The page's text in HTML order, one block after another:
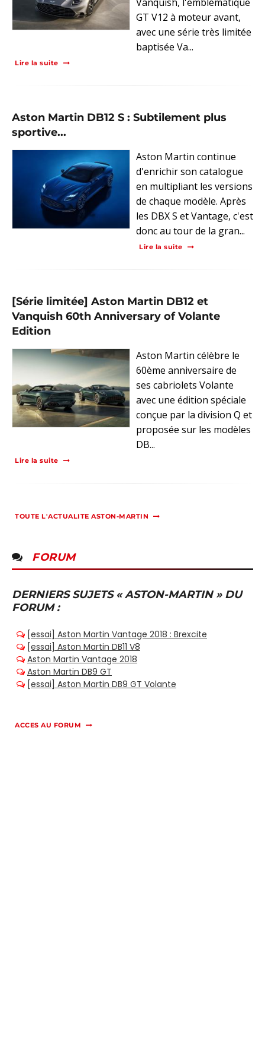
GT V12 à moteur avant,
avec une série très limitée
baptisée Va...
Lire la suite
Aston Martin DB12 S : Subtilement plus
sportive...
Aston Martin continue
d'enrichir son catalogue
en multipliant les versions
de chaque modèle. Après
les DBX S et Vantage, c'est
donc au tour de la gran...
Lire la suite
[Série limitée] Aston Martin DB12 et
Vanquish 60th Anniversary of Volante
Edition
Aston Martin célèbre le
60ème anniversaire de
ses cabriolets Volante
avec une édition spéciale
conçue par la division Q et
proposée sur les modèles
DB...
Lire la suite
TOUTE L'ACTUALITE ASTON-MARTIN
FORUM
DERNIERS SUJETS « ASTON-MARTIN » DU
FORUM :
ACCES AU FORUM